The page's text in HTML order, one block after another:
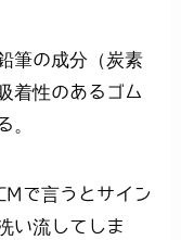
筆の成分（炭素
着性のあるゴム
。
で言うとサイン
い流してしま